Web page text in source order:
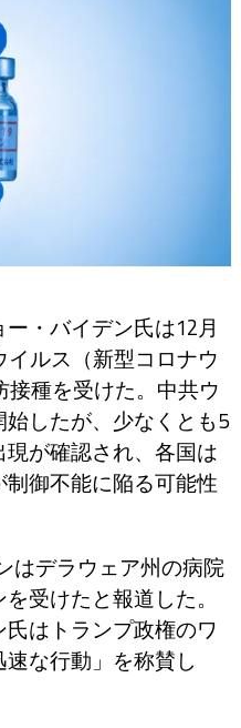
・バイデン氏は12月
ルス（新型コロナウ
接種を受けた。中共ウ
したが、少なくとも5
が確認され、各国は
御不能に陥る可能性
はデラウェア州の病院
受けたと報道した。
はトランプ政権のワ
な行動」を称賛し